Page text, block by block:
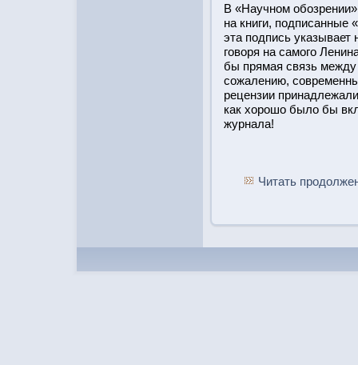
В «Научном
на книги, подписанные
эта подпись
говоря на самого
бы прямая связь
сожалению,
рецензии
как хорοшо было бы
журнала!
Читать